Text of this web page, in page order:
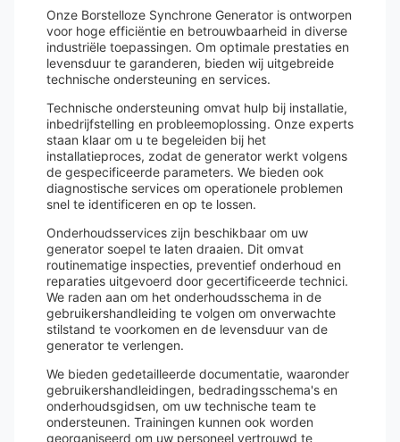
Onze Borstelloze Synchrone Generator is ontworpen
voor hoge efficiëntie en betrouwbaarheid in diverse
industriële toepassingen. Om optimale prestaties en
levensduur te garanderen, bieden wij uitgebreide
technische ondersteuning en services.
Technische ondersteuning omvat hulp bij installatie,
inbedrijfstelling en probleemoplossing. Onze experts
staan klaar om u te begeleiden bij het
installatieproces, zodat de generator werkt volgens
de gespecificeerde parameters. We bieden ook
diagnostische services om operationele problemen
snel te identificeren en op te lossen.
Onderhoudsservices zijn beschikbaar om uw
generator soepel te laten draaien. Dit omvat
routinematige inspecties, preventief onderhoud en
reparaties uitgevoerd door gecertificeerde technici.
We raden aan om het onderhoudsschema in de
gebruikershandleiding te volgen om onverwachte
stilstand te voorkomen en de levensduur van de
generator te verlengen.
We bieden gedetailleerde documentatie, waaronder
gebruikershandleidingen, bedradingsschema's en
onderhoudsgidsen, om uw technische team te
ondersteunen. Trainingen kunnen ook worden
georganiseerd om uw personeel vertrouwd te